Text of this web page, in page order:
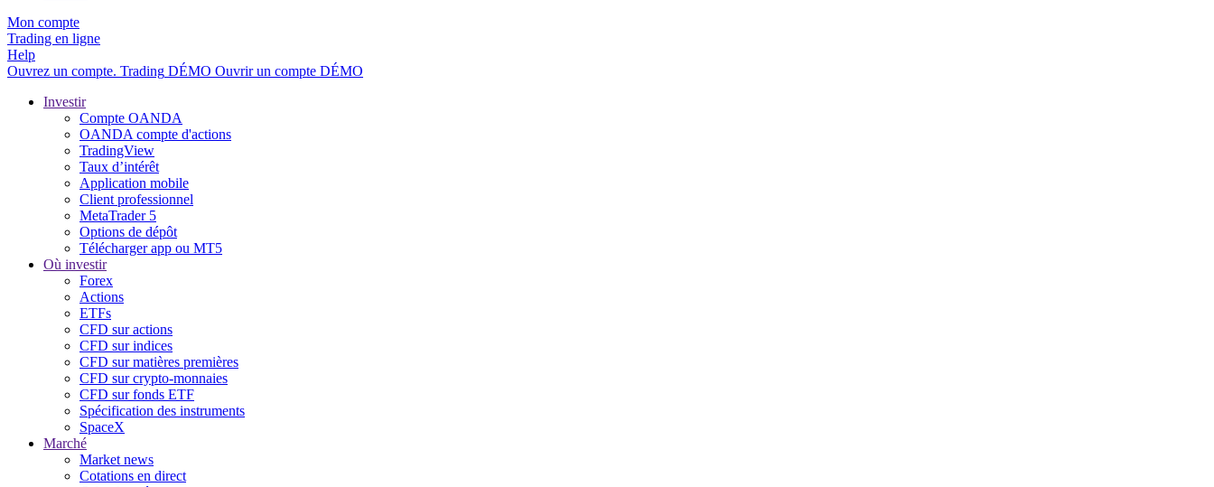
Mon compte
Trading en ligne
Help
Ouvrez un compte. Trading DÉMO Ouvrir un compte DÉMO
Investir
Compte OANDA
OANDA compte d'actions
TradingView
Taux d’intérêt
Application mobile
Client professionnel
MetaTrader 5
Options de dépôt
Télécharger app ou MT5
Où investir
Forex
Actions
ETFs
CFD sur actions
CFD sur indices
CFD sur matières premières
CFD sur crypto-monnaies
CFD sur fonds ETF
Spécification des instruments
SpaceX
Marché
Market news
Cotations en direct